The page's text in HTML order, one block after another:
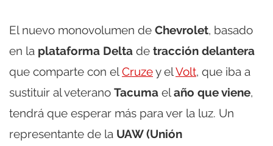
El nuevo monovolumen de Chevrolet, basado
en la plataforma Delta de tracción delantera
que comparte con elCruzey elVolt, que iba a
sustituir al veterano Tacuma elaño que viene,
tendrá que esperar más para ver la luz. Un
representante de la UAW (Unión